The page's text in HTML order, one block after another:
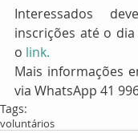
Interessados
inscrições até o
o link.
Mais informações
via WhatsApp 41
Tags:
voluntários